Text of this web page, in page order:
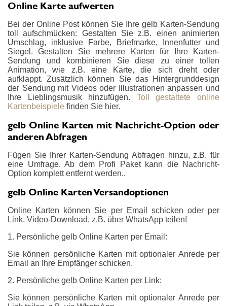
Online Karte aufwerten
Bei der Online Post können Sie Ihre gelb Karten-Sendung
toll aufschmücken: Gestalten Sie z.B. einen animierten
Umschlag, inklusive Farbe, Briefmarke, Innenfutter und
Siegel. Gestalten Sie mehrere Karten für Ihre Karten-
Sendung und kombinieren Sie diese zu einer tollen
Animation, wie z.B. eine Karte, die sich dreht oder
aufklappt. Zusätzlich können Sie das Hintergrunddesign
der Sendung mit Videos oder Illustrationen anpassen und
Ihre Lieblingsmusik hinzufügen. Toll gestaltete online
Kartenbeispiele finden Sie hier.
gelb Online Karten mit Nachricht-Option oder
anderen Abfragen
Fügen Sie Ihrer Karten-Sendung Abfragen hinzu, z.B. für
eine Umfrage. Ab dem Profi Paket kann die Nachricht-
Option komplett entfernt werden..
gelb Online Karten Versandoptionen
Online Karten können Sie per Email schicken oder per
Link, Video-Download, z.B. über WhatsApp teilen!
1. Persönliche gelb Online Karten per Email:
Sie können persönliche Karten mit optionaler Anrede per
Email an Ihre Empfänger schicken.
2. Persönliche gelb Online Karten per Link:
Sie können persönliche Karten mit optionaler Anrede per